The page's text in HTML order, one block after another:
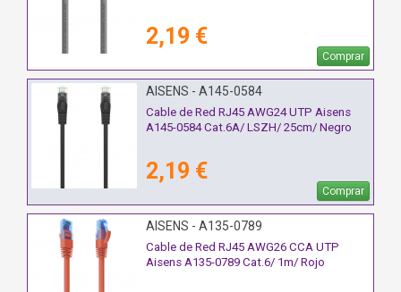
2,19 €
Comprar
AISENS - A145-0584
Cable de Red RJ45 AWG24 UTP Aisens
A145-0584 Cat.6A/ LSZH/ 25cm/ Negro
2,19 €
Comprar
AISENS - A135-0789
Cable de Red RJ45 AWG26 CCA UTP
Aisens A135-0789 Cat.6/ 1m/ Rojo